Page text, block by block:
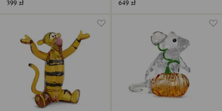
399 zł 649 zł